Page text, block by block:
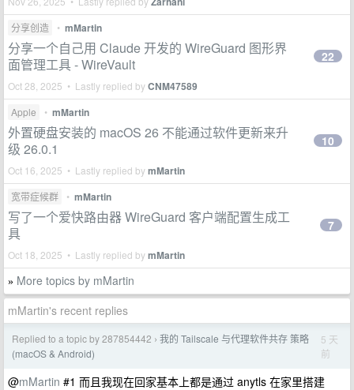
分享创造 • mMartin
分享一个自己用 Claude 开发的 WireGuard 图形界
面管理工具 - WireVault
Oct 28, 2025 • Lastly replied byCNM47589
22
Apple • mMartin
外置硬盘安装的 macOS 26 不能通过软件更新来升
级 26.0.1
Oct 16, 2025 • Lastly replied bymMartin
10
宽带症候群 • mMartin
写了一个爱快路由器 WireGuard 客户端配置生成工
具
Oct 18, 2025 • Lastly replied bymMartin
7
» More topics by mMartin
mMartin's recent replies
Replied to a topic by 287854442 › 我的 Tailscale 与代理软件共存 策略
(macOS & Android)
5 天
前
@mMartin #1 而且我现在回家基本上都是通过 anytls 在家里搭建